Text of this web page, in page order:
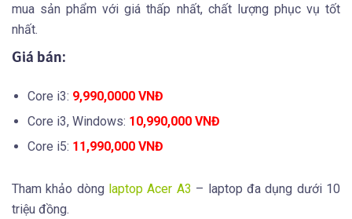
mua sản phẩm với giá thấp nhất, chất lượng phục vụ tốt
nhất.
Giá bán:
Core i3: 9,990,0000 VNĐ
Core i3, Windows: 10,990,000 VNĐ
Core i5: 11,990,000 VNĐ
Tham khảo dòng laptop Acer A3 – laptop đa dụng dưới 10
triệu đồng.